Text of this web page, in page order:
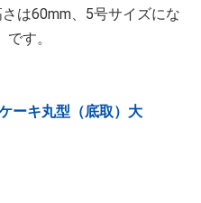
は60mm、5号サイズにな
す。
ーキ丸型（底取）大